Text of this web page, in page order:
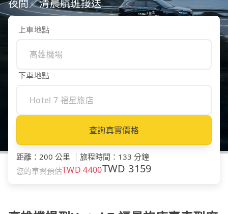
夜間／清晨航班接送
上車地點
下車地點
查詢真實價格
距離 ： 200 公里 旅程時間 ： 133 分鐘
您的車資預估TWD4400TWD 3159